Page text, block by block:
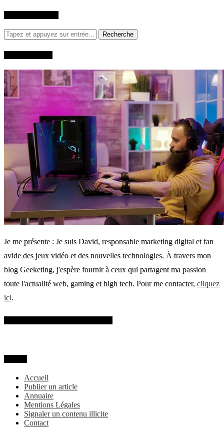
Je me présente : Je suis David, responsable marketing digital et fan
avide des jeux vidéo et des nouvelles technologies. À travers mon
blog Geeketing, j'espère fournir à ceux qui partagent ma passion
toute l'actualité web, gaming et high tech. Pour me contacter, cliquez
ici.
Accueil
Publier un article
Annuaire
Mentions Légales
Signaler un contenu illicite
Contact